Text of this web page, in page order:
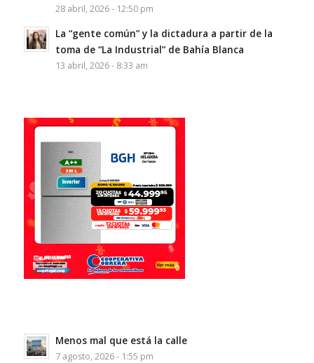
28 abril, 2026 - 12:50 pm
La “gente común” y la dictadura a partir de la
toma de “La Industrial” de Bahía Blanca
13 abril, 2026 - 8:33 am
Menos mal que está la calle
7 agosto, 2026 - 1:55 pm